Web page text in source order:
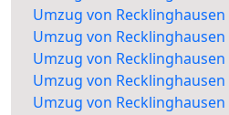
Umzug von
Umzug von
Umzug von
Umzug von
Umzug von